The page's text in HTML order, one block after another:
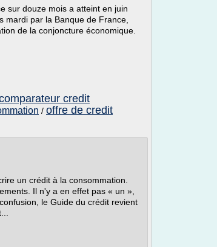
sur douze mois a atteint en juin
mardi par la Banque de France,
de la conjoncture économique.
credit
/ offre de credit
un crédit à la consommation.
Il n'y a en effet pas « un »,
le Guide du crédit revient